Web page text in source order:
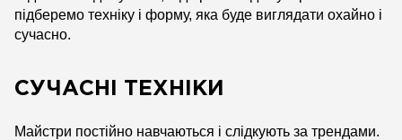
підберемо техніку і форму, яка буде виглядати охайно і
сучасно.
СУЧАСНІ ТЕХНІКИ
Майстри постійно навчаються і слідкують за трендами.